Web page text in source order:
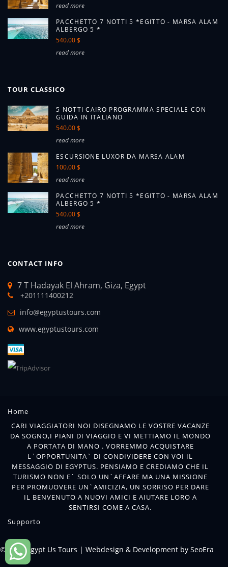
read more
PACCHETTO 7 NOTTI 5 *EGITTO - MARSA ALAM
ALBERGO 5 *
540.00 $
read more
TOUR CLASSICO
5 NOTTI CAIRO PROGRAMMA SPECIALE CON
GUIDA IN ITALIANO
540.00 $
read more
ESCURSIONE LUXOR DA MARSA ALAM
100.00 $
read more
PACCHETTO 7 NOTTI 5 *EGITTO - MARSA ALAM
ALBERGO 5 *
540.00 $
read more
CONTACT INFO
7 T Hadayak El Ahram, Giza, Egypt
+201111400212
info@egyptustours.com
www.egyptustours.com
Home
CARI VIAGGIATORI NOI DISEGNAMO LE VOSTRE VACANZE
DA SOGNO,I PIANI DI VIAGGIO E VI METTIAMO IL MONDO
A PORTATA DI MANO . VORREMMO ACQUISTARE
L`OPPORTUNITA` DI CONDIVIDERE CON VOI IL
MESSAGGIO DI EGYPTUS. PENSIAMO E CREDIAMO CHE IL
TURISMO NON E` SOLO UN`AFFARE MA UNA MISSIONE
PER PROMUOVERE UN`AMICIZIA, UN SORRISO PER DARE
IL BENVENUTO A NUOVI AMICI E AIUTARE LORO A
SENTIRSI COME A CASA.
Supporto
© 2018 Egypt Us Tours | Webdesign & Development by SeoEra